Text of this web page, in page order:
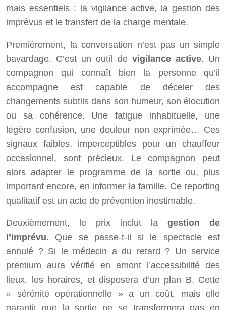
mais essentiels : la vigilance active, la gestion des
imprévus et le transfert de la charge mentale.
Premièrement, la conversation n’est pas un simple
bavardage. C’est un outil de vigilance active. Un
compagnon qui connaît bien la personne qu’il
accompagne est capable de déceler des
changements subtils dans son humeur, son élocution
ou sa cohérence. Une fatigue inhabituelle, une
légère confusion, une douleur non exprimée… Ces
signaux faibles, imperceptibles pour un chauffeur
occasionnel, sont précieux. Le compagnon peut
alors adapter le programme de la sortie ou, plus
important encore, en informer la famille. Ce reporting
qualitatif est un acte de prévention inestimable.
Deuxièmement, le prix inclut la gestion de
l’imprévu. Que se passe-t-il si le spectacle est
annulé ? Si le médecin a du retard ? Un service
premium aura vérifié en amont l’accessibilité des
lieux, les horaires, et disposera d’un plan B. Cette
« sérénité opérationnelle » a un coût, mais elle